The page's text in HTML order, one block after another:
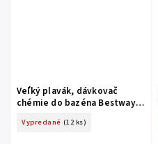
Veľký plavák, dávkovač
chémie do bazéna Bestway
Vypredané (12 ks)